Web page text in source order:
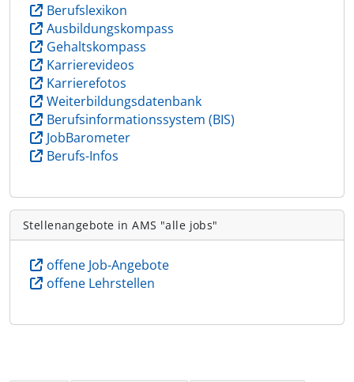
Berufslexikon
Ausbildungskompass
Gehaltskompass
Karrierevideos
Karrierefotos
Weiterbildungsdatenbank
Berufsinformationssystem (BIS)
JobBarometer
Berufs-Infos
Stellenangebote in AMS "alle jobs"
offene Job-Angebote
offene Lehrstellen